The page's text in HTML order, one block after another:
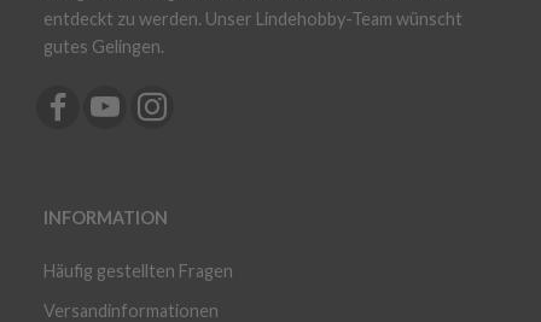
entdeckt zu werden. Unser Lindehobby-Team wünscht
gutes Gelingen.
INFORMATION
Häufig gestellten Fragen
Versandinformationen